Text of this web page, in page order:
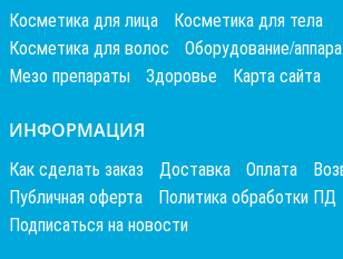
Косметика для лица
Косметика для тела
Косметика для волос
Оборудование/
Мезо препараты
Здоровье Карта сайта
ИНФОРМАЦИЯ
Как сделать заказ Доставка Оплата
Публичная оферта
Политика обработки ПД
Подписаться на новости